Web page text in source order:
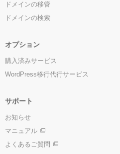
ドメインの移管
ドメインの検索
オプション
購入済みサービス
WordPress移行代行サービス
サポート
お知らせ
マニュアル
よくあるご質問